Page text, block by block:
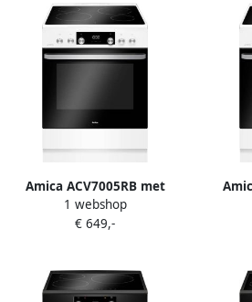
Wit
Amica ACV7005RB met
aangesloten 2 Fase Perilex
stekkerkabel
1 webshop
€ 649,-